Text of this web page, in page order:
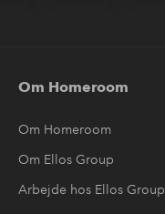
Om Homeroom
Om Homeroom
Om Ellos Group
Arbejde hos Ellos Group